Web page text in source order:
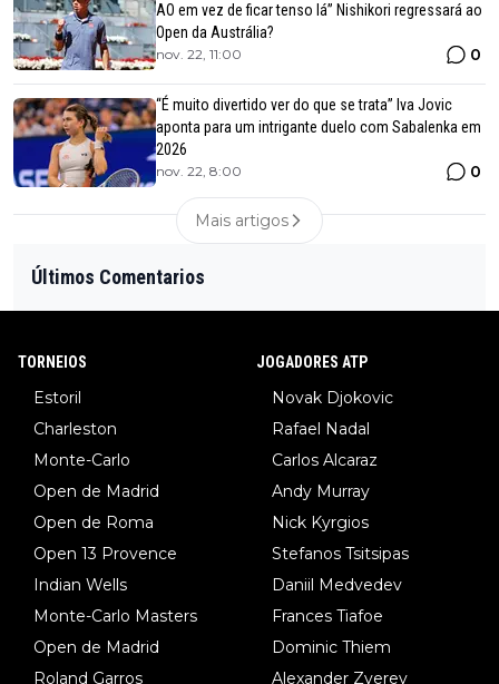
AO em vez de ficar tenso lá” Nishikori regressará ao
Open da Austrália?
nov. 22, 11:00 0
“É muito divertido ver do que se trata” Iva Jovic
aponta para um intrigante duelo com Sabalenka em
2026
nov. 22, 8:00 0
Mais artigos
Últimos Comentarios
TORNEIOS
Estoril
Charleston
Monte-Carlo
Open de Madrid
Open de Roma
Open 13 Provence
Indian Wells
Monte-Carlo Masters
Open de Madrid
Roland Garros
JOGADORES ATP
Novak Djokovic
Rafael Nadal
Carlos Alcaraz
Andy Murray
Nick Kyrgios
Stefanos Tsitsipas
Daniil Medvedev
Frances Tiafoe
Dominic Thiem
Alexander Zverev